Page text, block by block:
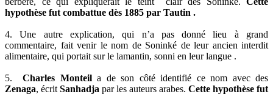
hypothèse fut combattue dès 1885 par Tautin .
4. Une autre explication, qui n’a pas donné lieu à grand
commentaire, fait venir le nom de Soninké de leur ancien interdit
alimentaire, qui portait sur le lamantin, sonni en leur langue .
5. Charles Monteila de son côté identifié ce nom avec des
Zenaga, écrit Sanhadja par les auteurs arabes. Cette hypothèse fut